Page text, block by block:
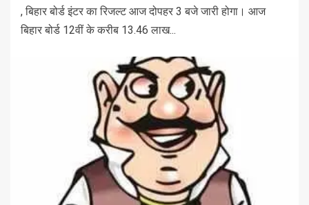
, बिहार बोर्ड इंटर का रिजल्ट आज दोपहर 3 बजे जारी होगा। आज
बिहार बोर्ड 12वीं के करीब 13.46 लाख...